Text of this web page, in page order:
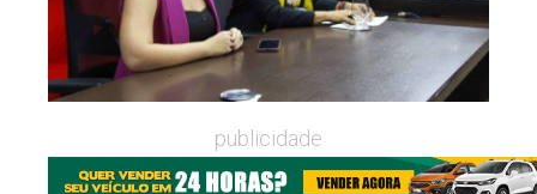
publicidade